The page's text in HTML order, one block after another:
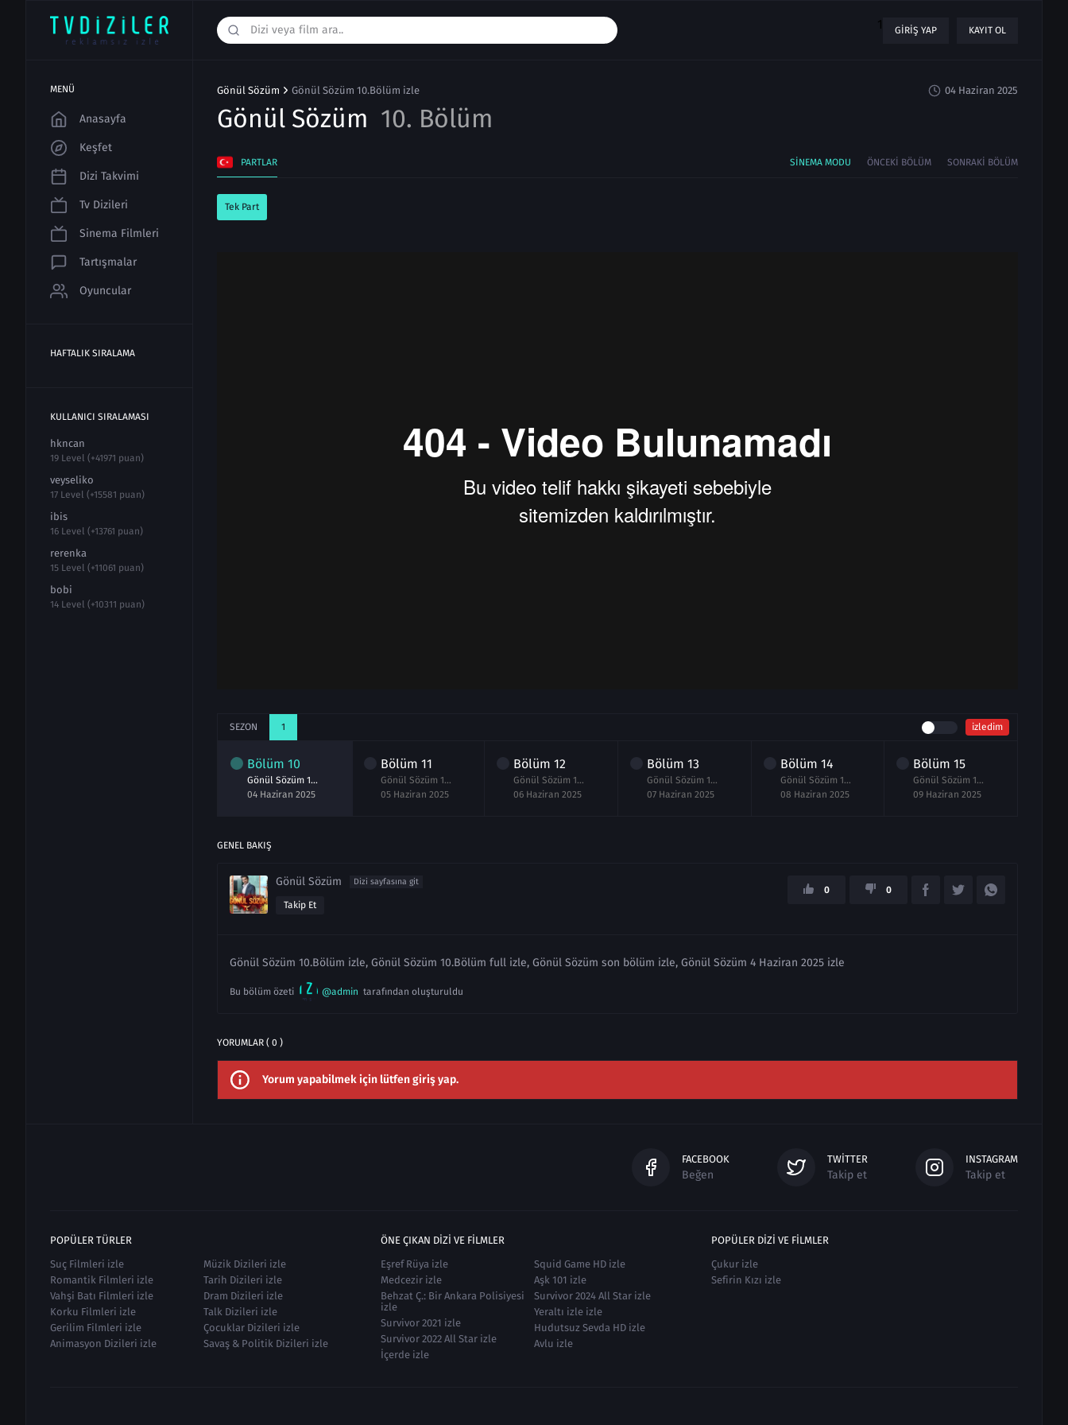
1 GIRIŞ YAP KAYIT OL
MENÜ
Anasayfa
Keşfet
Dizi Takvimi
Tv Dizileri
Sinema Filmleri
Tartışmalar
Oyuncular
HAFTALIK SIRALAMA
KULLANICI SIRALAMASI
hkncan
19 Level (+41971 puan)
veyseliko
17 Level (+15581 puan)
ibis
16 Level (+13761 puan)
rerenka
15 Level (+11061 puan)
bobi
14 Level (+10311 puan)
Gönül Sözüm Gönül Sözüm 10.Bölüm izle
Gönül Sözüm 10. Bölüm
04 Haziran 2025
PARTLAR SINEMA MODU ÖNCEKI BÖLÜM SONRAKI BÖLÜM
Tek Part
SEZON 1 izledim
Bölüm 10
Gönül Sözüm 10.Bölüm izle
04 Haziran 2025
Bölüm 11
Gönül Sözüm 11.Bölüm izle
05 Haziran 2025
Bölüm12
Gönül Sözüm 12.Bölüm izle
06 Haziran 2025
Bölüm 13
Gönül Sözüm 13.Bölüm izle
07 Haziran 2025
Bölüm 14
Gönül Sözüm 14.Bölüm izle
08 Haziran 2025
Bölüm15
Gönül Sözüm 15.Bölüm izle
09 Haziran 2025
GENEL BAKIŞ
Gönül Sözüm Dizi sayfasına git
Takip Et
0 0
Gönül Sözüm 10.Bölüm izle, Gönül Sözüm 10.Bölüm full izle, Gönül Sözüm son bölüm izle, Gönül Sözüm 4 Haziran 2025 izle
Bu bölüm özeti @admin tarafından oluşturuldu
YORUMLAR ( 0 )
Yorum yapabilmek için lütfen giriş yap.
FACEBOOK
Beğen
TWITTER
Takip et
INSTAGRAM
Takip et
POPÜLER TÜRLER
Suç Filmleri izle
Romantik Filmleri izle
Vahşi Batı Filmleri izle
Korku Filmleri izle
Gerilim Filmleri izle
Animasyon Dizileri izle
Müzik Dizileri izle
Tarih Dizileri izle
Dram Dizileri izle
Talk Dizileri izle
Çocuklar Dizileri izle
Savaş & Politik Dizileri izle
ÖNE ÇIKAN DIZI VE FILMLER
Eşref Rüya izle
Medcezir izle
Behzat Ç.: Bir Ankara Polisiyesi
izle
Survivor 2021 izle
Survivor 2022 All Star izle
İçerde izle
Squid Game HD izle
Aşk 101 izle
Survivor 2024 All Star izle
Yeraltı izle izle
Hudutsuz Sevda HD izle
Avlu izle
POPÜLER DIZI VE FILMLER
Çukur izle
Sefirin Kızı izle